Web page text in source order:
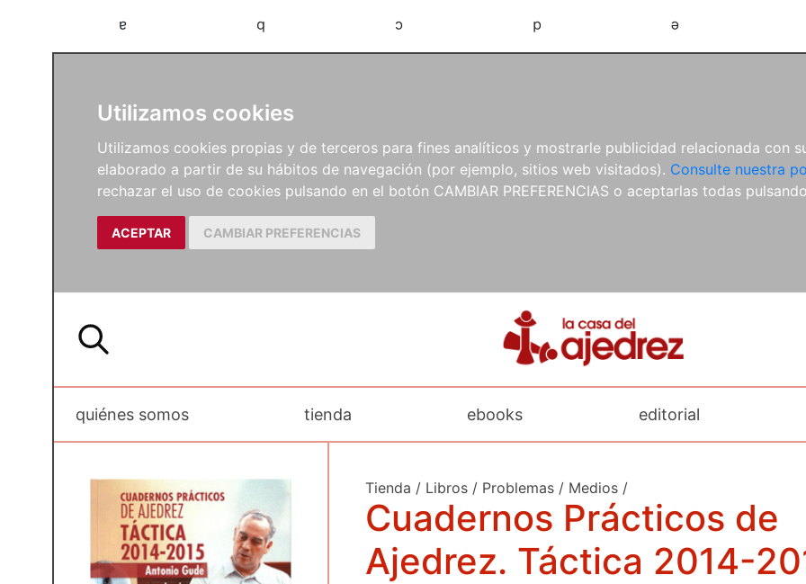
Utilizamos cookies
Utilizamos cookies propias y de terceros para fines analíticos y mostrarle publicidad relacionada con
elaborado a partir de su hábitos de navegación (por ejemplo, sitios web visitados). Consulte nuestra
rechazar el uso de cookies pulsando en el botón CAMBIAR PREFERENCIAS o aceptarlas todas
ACEPTAR CAMBIAR PREFERENCIAS
a b c d e
quiénes somos tienda ebooks editorial
Tienda / Libros / Problemas / Medios /
Cuadernos Prácticos de
Ajedrez. Táctica 2014-